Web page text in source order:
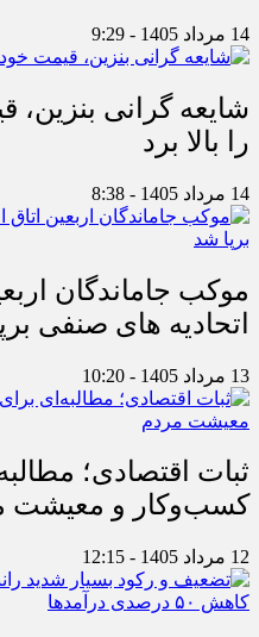
14 مرداد 1405 - 9:29
شایعه گرانی
را بالا برد
14 مرداد 1405 - 8:38
موکب جاماندگان
اتحادیه های صنفی
13 مرداد 1405 - 10:20
ثبات اقتصادی؛
کسب‌وکار و معیشت
12 مرداد 1405 - 12:15